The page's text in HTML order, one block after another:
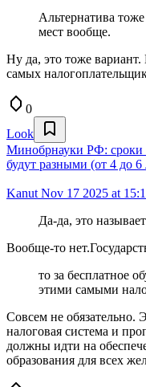
Альтернатива
мест вообще.
Ну да, это тоже
самых
0
Look
Минобрнауки РФ: сроки
будут разными (от 4 до 6
Kanut Nov 17 2025 at
Да-да, это
Вообще-то
то за бесплатное
этими самыми
Совсем не обязательно.
налоговая система и
должны идти на
образования для всех